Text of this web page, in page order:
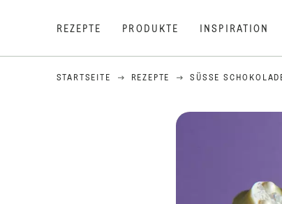
REZEPTE PRODUKTE INSPIRATION
STARTSEITE REZEPTE SÜSSE